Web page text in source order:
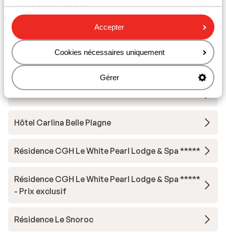
Accepter
Cookies nécessaires uniquement
Gérer
Cours de ski
Autres hébergements - La Plagne
Hôtel Carlina Belle Plagne
Résidence CGH Le White Pearl Lodge & Spa *****
Résidence CGH Le White Pearl Lodge & Spa *****
- Prix exclusif
Résidence Le Snoroc